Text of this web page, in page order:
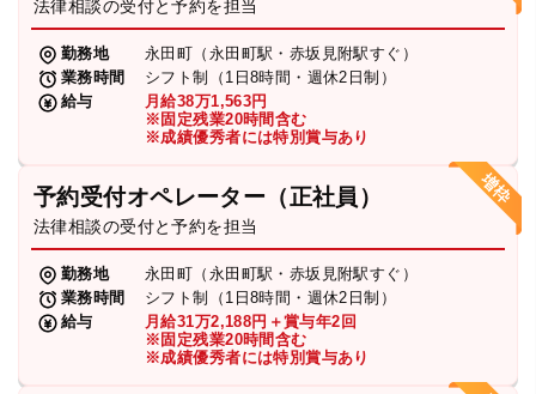
法律相談の受付と予約を担当
勤務地
永田町（永田町駅・赤坂見附駅すぐ）
業務時間
シフト制（1日8時間・週休2日制）
給与
月給38万1,563円
※固定残業20時間含む
※成績優秀者には特別賞与あり
予約受付オペレーター（正社員）
法律相談の受付と予約を担当
勤務地
永田町（永田町駅・赤坂見附駅すぐ）
業務時間
シフト制（1日8時間・週休2日制）
給与
月給31万2,188円＋賞与年2回
※固定残業20時間含む
※成績優秀者には特別賞与あり